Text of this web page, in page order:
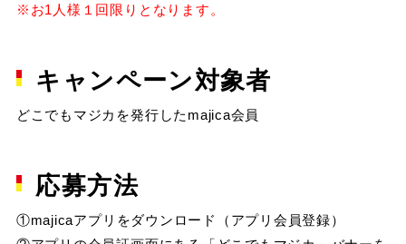
※お1人様１回限りとなります。
キャンペーン対象者
どこでもマジカを発行したmajica会員
応募方法
①majicaアプリをダウンロード（アプリ会員登録）